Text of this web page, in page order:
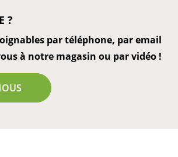
?
par téléphone, par email
à notre magasin ou par vidéo !